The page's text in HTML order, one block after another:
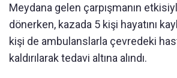
Meydana gelen çarpışmanın
dönerken, kazada 5 kişi hayatını
kişi de ambulanslarla çevredeki
kaldırılarak tedavi altına alındı.